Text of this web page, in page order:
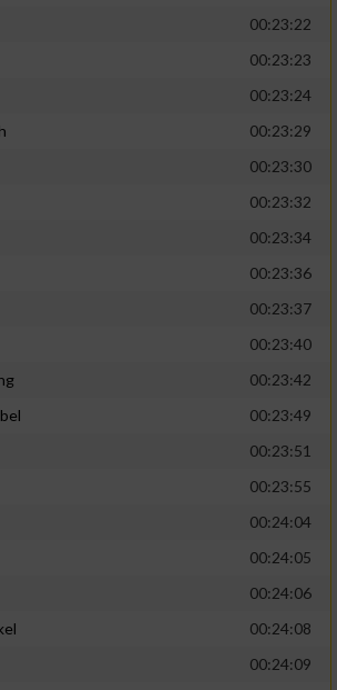
00:23:22
00:23:23
00:23:24
00:23:29
00:23:30
00:23:32
00:23:34
00:23:36
00:23:37
00:23:40
00:23:42
00:23:49
00:23:51
00:23:55
00:24:04
00:24:05
00:24:06
00:24:08
00:24:09